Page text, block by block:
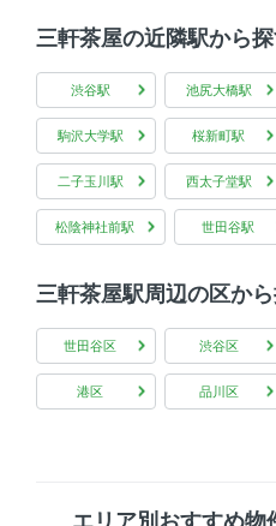
三軒茶屋の近隣駅から
渋谷駅 池尻大橋駅
駒沢大学駅 桜新町駅
二子玉川駅 西太子堂駅
松陰神社前駅 世田谷駅
三軒茶屋駅周辺の区か
世田谷区 渋谷区
港区 品川区
エリア別おすすめ物